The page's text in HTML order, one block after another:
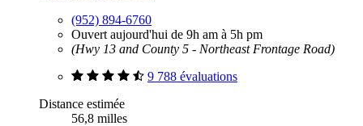
(952) 894-6760
Ouvert aujourd'hui de 9h am à 5h pm
(Hwy 13 and County 5 - Northeast Frontage Road)
9 788 évaluations
Distance estimée
56,8 milles